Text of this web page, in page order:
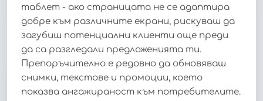
таблет - ако страницата не се адаптира
добре към различните екрани, рискуваш да
загубиш потенциални клиенти още преди
да са разгледали предложенията ти.
Препоръчително е редовно да обновяваш
снимки, текстове и промоции, което
показва ангажираност към потребителите.